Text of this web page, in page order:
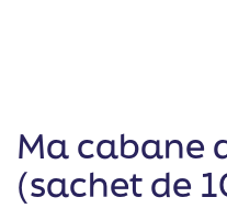
Ma cabane
(sachet de